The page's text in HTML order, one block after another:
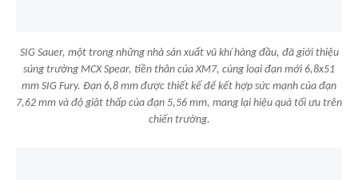
SIG Sauer, một trong những nhà sản xuất vũ khí hàng đầu, đã giới thiệu
súng trường MCX Spear, tiền thân của XM7, cùng loại đạn mới 6,8x51
mm SIG Fury. Đạn 6,8 mm được thiết kế để kết hợp sức mạnh của đạn
7,62 mm và độ giật thấp của đạn 5,56 mm, mang lại hiệu quả tối ưu trên
chiến trường.